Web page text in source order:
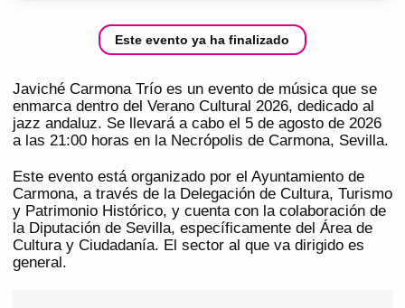
Este evento ya ha finalizado
Javiché Carmona Trío es un evento de música que se
enmarca dentro del Verano Cultural 2026, dedicado al
jazz andaluz. Se llevará a cabo el 5 de agosto de 2026
a las 21:00 horas en la Necrópolis de Carmona, Sevilla.
Este evento está organizado por el Ayuntamiento de
Carmona, a través de la Delegación de Cultura, Turismo
y Patrimonio Histórico, y cuenta con la colaboración de
la Diputación de Sevilla, específicamente del Área de
Cultura y Ciudadanía. El sector al que va dirigido es
general.